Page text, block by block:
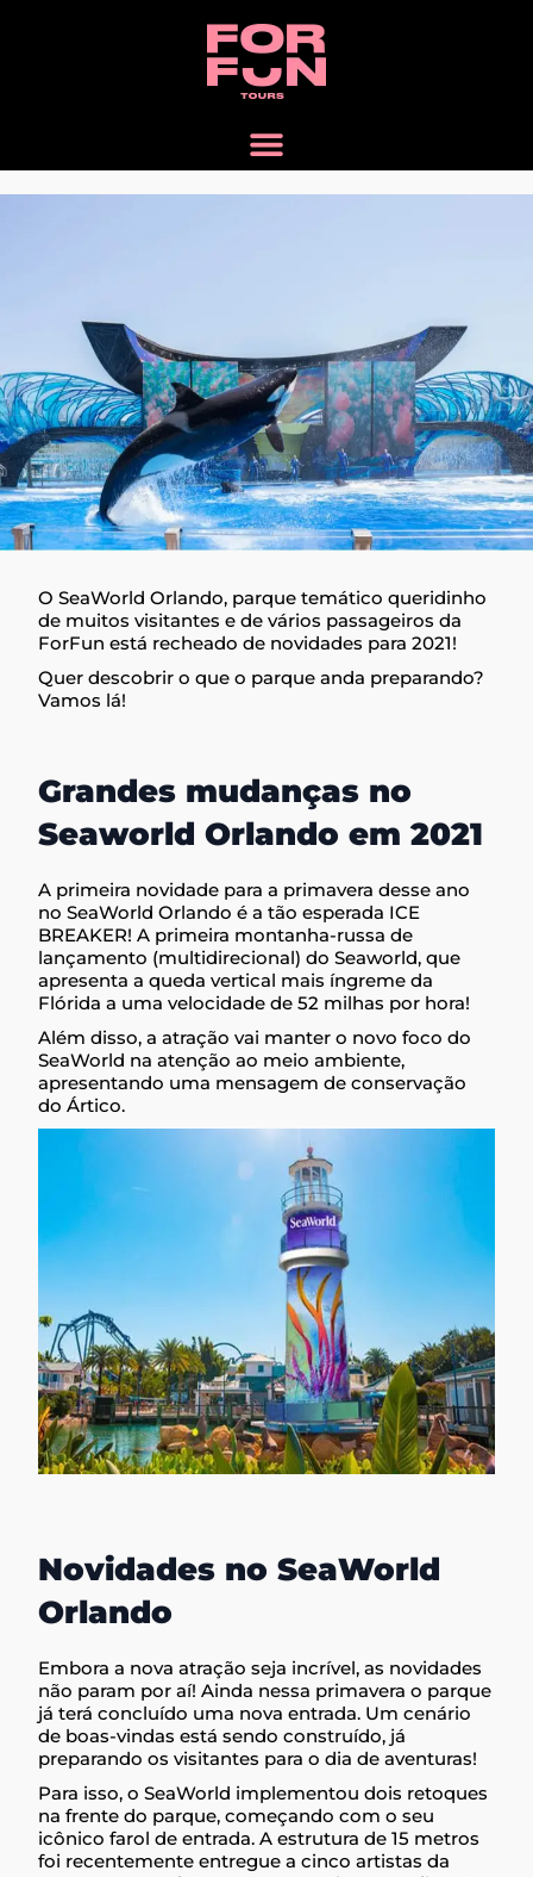
O SeaWorld Orlando, parque temático queridinho
de muitos visitantes e de vários passageiros da
ForFun está recheado de novidades para 2021!
Quer descobrir o que o parque anda preparando?
Vamos lá!
Grandes mudanças no
Seaworld Orlando em 2021
A primeira novidade para a primavera desse ano
no SeaWorld Orlando é a tão esperada ICE
BREAKER! A primeira montanha-russa de
lançamento (multidirecional) do Seaworld, que
apresenta a queda vertical mais íngreme da
Flórida a uma velocidade de 52 milhas por hora!
Além disso, a atração vai manter o novo foco do
SeaWorld na atenção ao meio ambiente,
apresentando uma mensagem de conservação
do Ártico.
Novidades no SeaWorld
Orlando
Embora a nova atração seja incrível, as novidades
não param por aí! Ainda nessa primavera o parque
já terá concluído uma nova entrada. Um cenário
de boas-vindas está sendo construído, já
preparando os visitantes para o dia de aventuras!
Para isso, o SeaWorld implementou dois retoques
na frente do parque, começando com o seu
icônico farol de entrada. A estrutura de 15 metros
foi recentemente entregue a cinco artistas da